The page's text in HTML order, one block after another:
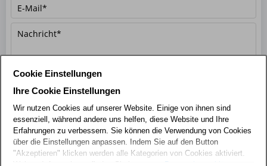
Jetzt absenden
Cookie Einstellungen
Ihre Cookie Einstellungen
Wir nutzen Cookies auf unserer Website. Einige von ihnen sind
essenziell, während andere uns helfen, diese Website und Ihre
Erfahrungen zu verbessern. Sie können die Verwendung von Cookies
über die Einstellungen anpassen. Indem Sie auf den Button
"Akzeptieren" klicken werden alle Kategorien von Cookies aktiviert.